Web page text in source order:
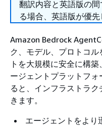
翻訳内容と英語版の
る場合、英語版が優先
Amazon Bedrock
ク、モデル、プロトコ
トを大規模に安全に構
ージェントプラットフ
ると、インフラストラ
きます。
エージェントをより